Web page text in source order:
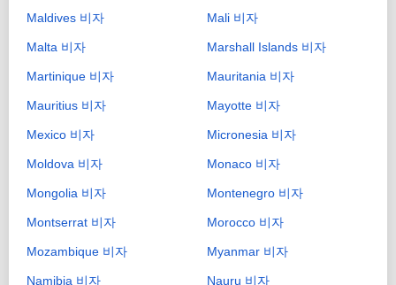
Maldives 비자 Mali 비자
Malta 비자 Marshall Islands 비자
Martinique 비자 Mauritania 비자
Mauritius 비자 Mayotte 비자
Mexico 비자 Micronesia 비자
Moldova 비자 Monaco 비자
Mongolia 비자 Montenegro 비자
Montserrat 비자 Morocco 비자
Mozambique 비자 Myanmar 비자
Namibia 비자 Nauru 비자